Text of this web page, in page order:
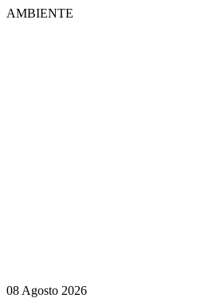
AMBIENTE
08 Agosto 2026